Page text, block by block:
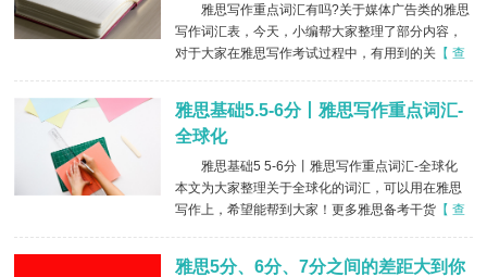
雅思写作重点词汇有吗?关于媒体广告类的雅思
写作词汇表，今天，小编帮大家整理了部分内容，
对于大家在雅思写作考试过程中，有用到的关【 查
雅思基础5.5-6分丨雅思写作重点词汇-
全球化
雅思基础5 5-6分丨雅思写作重点词汇-全球化
本文为大家整理关于全球化的词汇，可以用在雅思
写作上，希望能帮到大家！更多雅思备考干货【 查
雅思5分、6分、7分之间的差距大到你